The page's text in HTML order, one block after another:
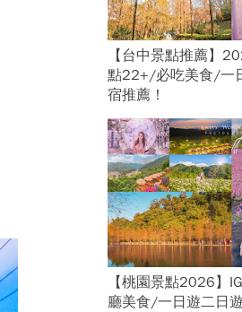
【台中景點推薦】
點22+/必吃美食/一
宿推薦！
【桃園景點2026】
廳美食/一日遊二日